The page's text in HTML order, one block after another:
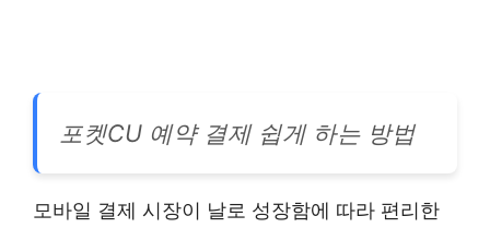
포켓CU 예약 결제 쉽게 하는 방법
모바일 결제 시장이 날로 성장함에 따라 편리한